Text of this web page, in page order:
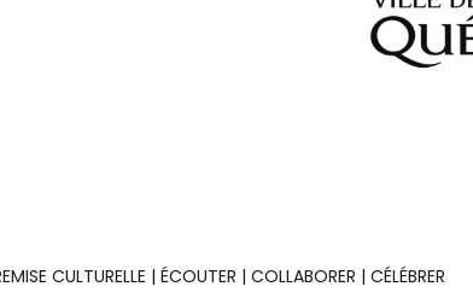
CULTURELLE | ÉCOUTER | COLLABORER | CÉLÉBRER